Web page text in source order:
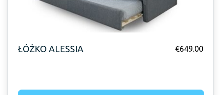
ŁÓŻKO ALESSIA €649.00